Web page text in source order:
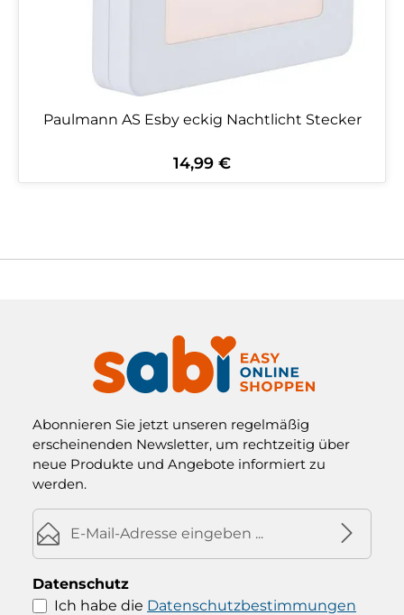
Paulmann AS Esby eckig Nachtlicht Stecker
Regulärer Preis:
14,99 €
Abonnieren Sie jetzt unseren regelmäßig
erscheinenden Newsletter, um rechtzeitig über
neue Produkte und Angebote informiert zu
werden.
E-Mail-Adresse*
Datenschutz
Ich habe die Datenschutzbestimmungen